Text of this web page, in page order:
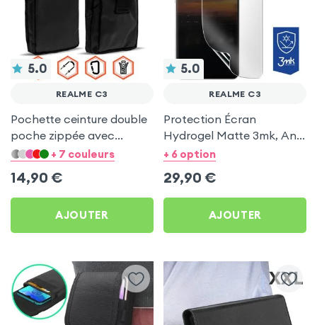
5.0
REALME C3
Pochette ceinture double
poche zippée avec
mousqueton + Lanière -
+ 7 couleurs
14,90 €
AJOUTER
5.0
REALME C3
Protection Écran
Hydrogel Matte 3mk, Anti
Reflets pour Realme C3
+ 6 option
29,90 €
AJOUTER